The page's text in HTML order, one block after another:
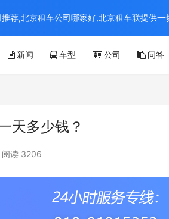
新闻 车型 公司 问答
天多少钱？
阅读 3206
,北京租车公司哪家好,北京租车联提供一